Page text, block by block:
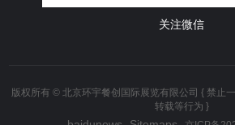
关注微信
版权所有 © 北京环宇餐创国际展览有限公司 { 禁止
转载等行为 }